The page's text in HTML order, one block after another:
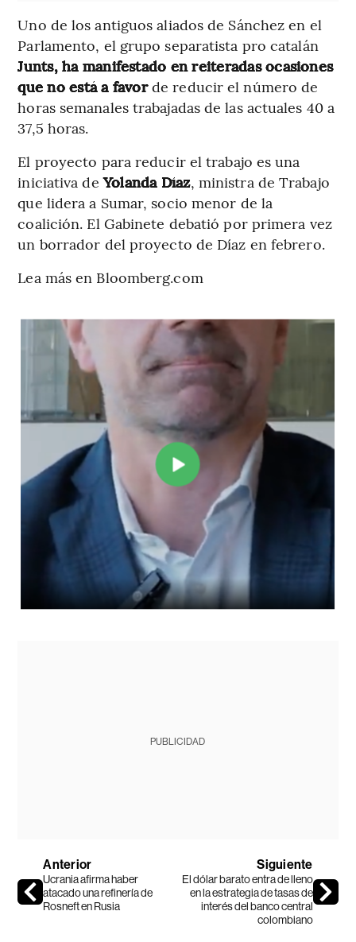
Uno de los antiguos aliados de Sánchez en el
Parlamento, el grupo separatista pro catalán
Junts, ha manifestado en reiteradas ocasiones
que no está a favorde reducir el número de
horas semanales trabajadas de las actuales 40 a
37,5 horas.
El proyecto para reducir el trabajo es una
iniciativa deYolanda Díaz, ministra de Trabajo
que lidera a Sumar, socio menor de la
coalición. El Gabinete debatió por primera vez
un borrador del proyecto de Díaz en febrero.
Lea más en Bloomberg.com
PUBLICIDAD
Anterior
Ucrania afirma haber
atacado una refinería de
Rosneft en Rusia
Siguiente
El dólar barato entra de lleno
en la estrategia de tasas de
interés del banco central
colombiano